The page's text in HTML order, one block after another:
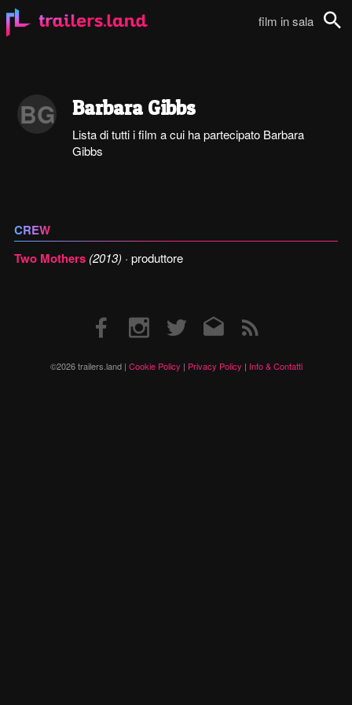
film in sala
BG Barbara Gibbs
Lista di tutti i film a cui ha partecipato Barbara
Gibbs
CREW
Two Mothers (2013) · produttore
©2026 trailers.land | Cookie Policy | Privacy Policy | Info & Contatti